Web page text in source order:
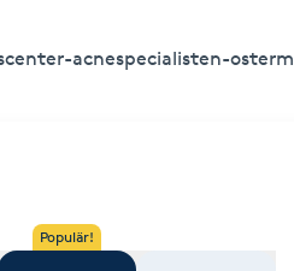
acnespecialisten-
Populär!